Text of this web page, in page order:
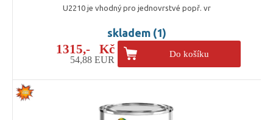
U2210 je vhodný pro jednovrstvé popř. vr
skladem (1)
1315,- Kč
54,88 EUR
Do košíku